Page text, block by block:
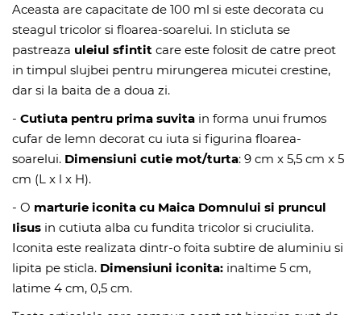
Aceasta are capacitate de 100 ml si este decorata cu
steagul tricolor si floarea-soarelui. In sticluta se
pastreaza uleiul sfintit care este folosit de catre preot
in timpul slujbei pentru mirungerea micutei crestine,
dar si la baita de a doua zi.
- Cutiuta pentru prima suvita in forma unui frumos
cufar de lemn decorat cu iuta si figurina floarea-
soarelui. Dimensiuni cutie mot/turta: 9 cm x 5,5 cm x 5
cm (L x l x H).
- O marturie iconita cu Maica Domnului si pruncul
Iisus in cutiuta alba cu fundita tricolor si cruciulita.
Iconita este realizata dintr-o foita subtire de aluminiu si
lipita pe sticla. Dimensiuni iconita: inaltime 5 cm,
latime 4 cm, 0,5 cm.